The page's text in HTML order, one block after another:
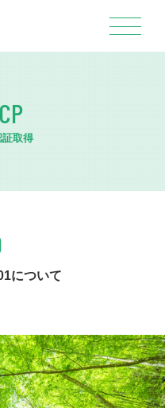
証取得
について